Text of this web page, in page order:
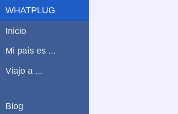
WHATPLUG
Inicio
Mi país es ...
Viajo a ...
Blog